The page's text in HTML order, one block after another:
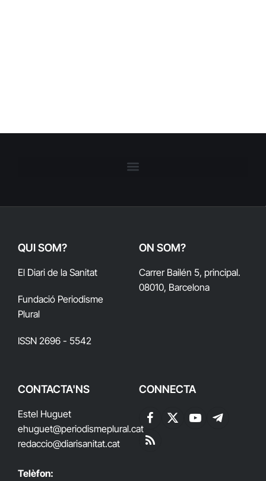
QUI SOM?
El Diari de la Sanitat
Fundació Periodisme
Plural
ISSN 2696 - 5542
ON SOM?
Carrer Bailén 5, principal.
08010, Barcelona
CONTACTA'NS
Estel Huguet
ehuguet@periodismeplural.cat
redaccio@diarisanitat.cat
Telèfon:
CONNECTA
Facebook
X
YouTubeTelegram
RSS